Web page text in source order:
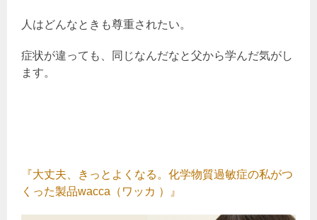
人はどんなときも尊重されたい。
症状が違っても、同じなんだなと父から学んだ気がし
ます。
『大丈夫、きっとよくなる。化学物質過敏症の私がつ
くった製品wacca（ワッカ ）』